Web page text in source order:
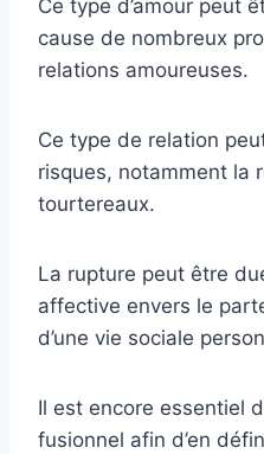
Ce type d’amour peut
cause de nombreux
relations amoureuses.
Ce type de relation
risques, notamment la
tourtereaux.
La rupture peut être
affective envers le
d’une vie sociale
Il est encore essentiel
fusionnel afin d’en